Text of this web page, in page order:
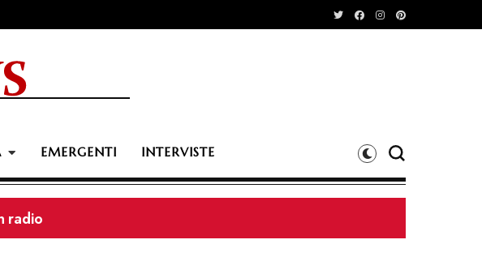
EMERGENTI INTERVISTE
radio Carmen” feat. Elio Biffi e Saturnino